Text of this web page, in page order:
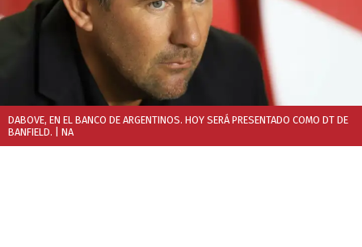
DABOVE, EN EL BANCO DE ARGENTINOS. HOY SERÁ PRESENTADO COMO DT DE
BANFIELD. | NA